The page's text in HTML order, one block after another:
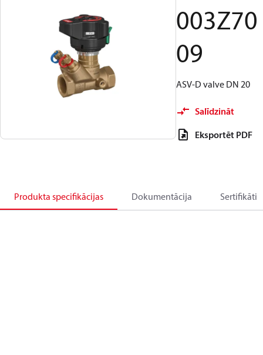
003Z70
09
ASV-D valve DN 20
Salīdzināt
Eksportēt PDF
Produkta specifikācijas Dokumentācija Sertifikāti